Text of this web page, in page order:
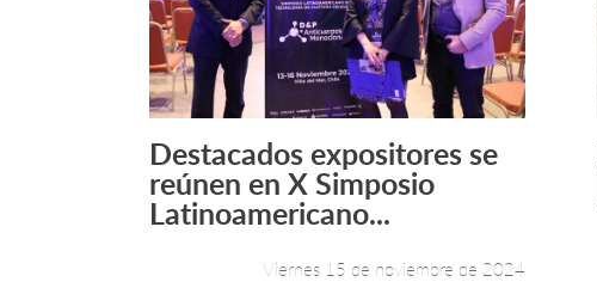
Leer más +
Destacados expositores se
reúnen en X Simposio
Latinoamericano...
Viernes 15 de noviembre de 2024